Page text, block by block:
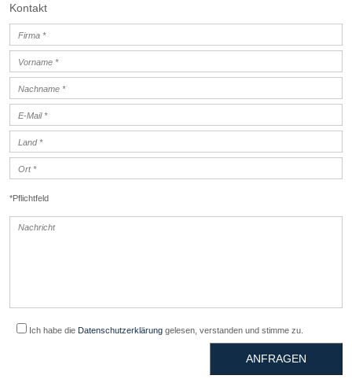
Kontakt
*Pflichtfeld
Ich habe die Datenschutzerklärunggelesen, verstanden und stimme zu.
ANFRAGEN